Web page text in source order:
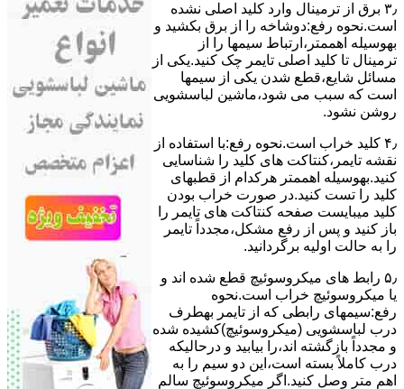
۳٫ ﺑﺮق از ﺗﺮﻣﯿﻨﺎل وارد ﮐﻠﯿﺪ اﺻﻠﯽ ﻧﺸﺪه
است.نحوه رﻓﻊ:دوشاخه را از ﺑﺮق بکشید و
بهوسیله اهممتر،ارﺗﺒﺎط سیمها را از
ﺗﺮﻣﯿﻨﺎل ﺗﺎ ﮐﻠﯿﺪ اﺻﻠﯽ ﺗﺎﯾﻤﺮ چک کنید.یکی از
مسائل شایع،ﻗﻄﻊ شدن ﯾﮑﯽ از سیمها
است که سبب می شود،ﻣﺎﺷﯿﻦ لباسشویی
روﺷﻦ نشود.
۴٫ ﮐﻠﯿﺪ ﺧﺮاب اﺳﺖ.نحوه رفع:ﺑﺎ اﺳﺘﻔﺎده از
ﻧﻘﺸﻪ ﺗﺎﯾﻤﺮ،ﮐﻨﺘﺎﮐﺖ ﻫﺎی ﮐﻠﯿﺪ را ﺷﻨﺎﺳﺎﯾﯽ
کنید.بهوسیله اهممتر هرکدام از قطبهای
ﮐﻠﯿﺪ را ﺗﺴﺖ ﮐﻨﯿﺪ.در ﺻﻮرت ﺧﺮاب ﺑﻮدن
ﮐﻠﯿﺪ میبایست ﺻﻔﺤﻪ ﮐﻨﺘﺎﮐﺖ ﻫﺎی ﺗﺎﯾﻤﺮ را
باز کنید و ﭘﺲ از رﻓﻊ مشکل،مجدداً ﺗﺎﯾﻤﺮ
را به حالت اوﻟﯿﻪ برگردانید.
۵٫ رابط های ﻣﯿﮑﺮوﺳﻮﺋﯿﭻ ﻗﻄﻊ شده اند و
ﯾﺎ ﻣﯿﮑﺮوﺳﻮﺋﯿﭻ ﺧﺮاب اﺳﺖ.نحوه
رفع:سیمهای راﺑﻄﯽ ﮐﻪ از ﺗﺎﯾﻤﺮ بهطرف
درب لباسشویی (ﻣﯿﮑﺮوﺳﻮﺋﯿﭻ)کشیده شده
و مجدداً بازگشته اند،را ﺑﯿﺎﺑﯿﺪ و درحالیکه
درب کاملاً ﺑﺴﺘﻪ اﺳﺖ،اﯾﻦ دو ﺳﯿﻢ را ﺑﻪ
اﻫﻢ ﻣﺘﺮ وصل کنید.اﮔﺮ ﻣﯿﮑﺮوﺳﻮﺋﯿﭻ ﺳﺎﻟﻢ